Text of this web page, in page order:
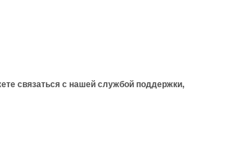
связаться с нашей службой поддержки,